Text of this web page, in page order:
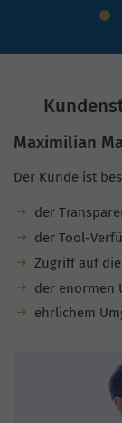
Maximilian
Der Kunde ist
der
der Tool-
Zugriff auf
der enormen
ehrlichem